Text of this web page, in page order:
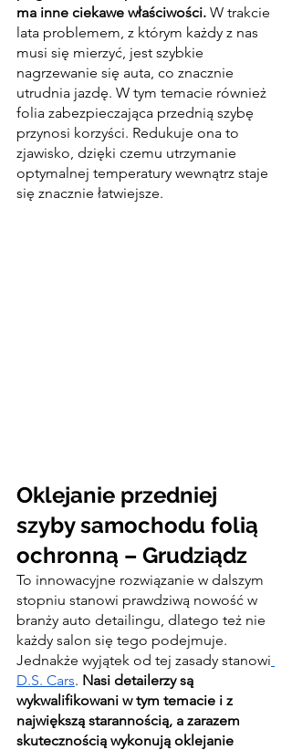
ma inne ciekawe właściwości. W trakcie
lata problemem, z którym każdy z nas
musi się mierzyć, jest szybkie
nagrzewanie się auta, co znacznie
utrudnia jazdę. W tym temacie również
folia zabezpieczająca przednią szybę
przynosi korzyści. Redukuje ona to
zjawisko, dzięki czemu utrzymanie
optymalnej temperatury wewnątrz staje
się znacznie łatwiejsze.
Oklejanie przedniej
szyby samochodu folią
ochronną – Grudziądz
To innowacyjne rozwiązanie w dalszym
stopniu stanowi prawdziwą nowość w
branży auto detailingu, dlatego też nie
każdy salon się tego podejmuje.
Jednakże wyjątek od tej zasady stanowi
D.S. Cars. Nasi detailerzy są
wykwalifikowani w tym temacie i z
największą starannością, a zarazem
skutecznością wykonują oklejanie